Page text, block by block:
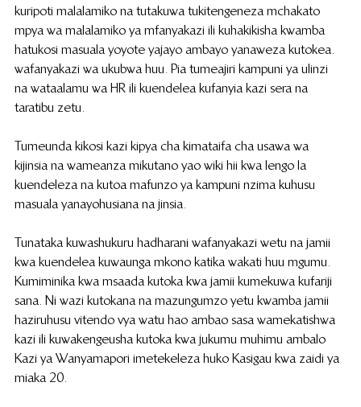
kuripoti malalamiko na tutakuwa tukitengeneza mchakato
mpya wa malalamiko ya mfanyakazi ili kuhakikisha kwamba
hatukosi masuala yoyote yajayo ambayo yanaweza kutokea.
wafanyakazi wa ukubwa huu. Pia tumeajiri kampuni ya ulinzi
na wataalamu wa HR ili kuendelea kufanyia kazi sera na
taratibu zetu.
Tumeunda kikosi kazi kipya cha kimataifa cha usawa wa
kijinsia na wameanza mikutano yao wiki hii kwa lengo la
kuendeleza na kutoa mafunzo ya kampuni nzima kuhusu
masuala yanayohusiana na jinsia.
Tunataka kuwashukuru hadharani wafanyakazi wetu na jamii
kwa kuendelea kuwaunga mkono katika wakati huu mgumu.
Kumiminika kwa msaada kutoka kwa jamii kumekuwa kufariji
sana. Ni wazi kutokana na mazungumzo yetu kwamba jamii
haziruhusu vitendo vya watu hao ambao sasa wamekatishwa
kazi ili kuwakengeusha kutoka kwa jukumu muhimu ambalo
Kazi ya Wanyamapori imetekeleza huko Kasigau kwa zaidi ya
miaka 20.